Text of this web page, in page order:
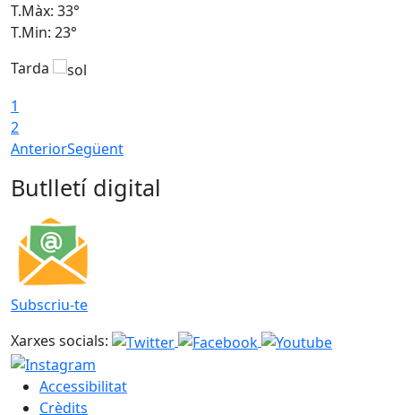
T.Màx: 33°
T.Min: 23°
Tarda
1
2
AnteriorSegüent
Butlletí digital
Subscriu-te
Xarxes socials:
Accessibilitat
Crèdits